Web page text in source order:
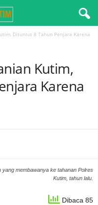
Dituntut 8 Tahun Penjara Karena
Kutim,
Karena
membawanya ke tahanan Polres
Kutim, tahun lalu.
Dibaca 85